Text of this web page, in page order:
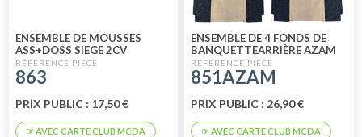
ENSEMBLE DE MOUSSES
ASS+DOSS SIEGE 2CV
863
PRIX PUBLIC : 17,50 €
ENSEMBLE DE 4 FONDS DE
BANQUETTEARRIÈRE AZAM
TOILE DE JUTE AVEC RETOUR
FEUTRINE
851AZAM
PRIX PUBLIC : 26,90 €